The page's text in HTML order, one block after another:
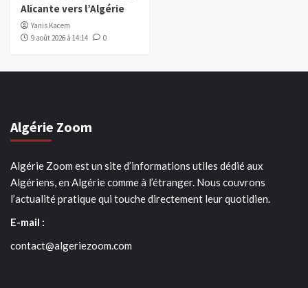
Alicante vers l’Algérie
Yanis Kacem
9 août 2026 à 14:14
0
Algérie Zoom
Algérie Zoom est un site d’informations utiles dédié aux
Algériens, en Algérie comme à l’étranger. Nous couvrons
l’actualité pratique qui touche directement leur quotidien.
E-mail :
contact@algeriezoom.com